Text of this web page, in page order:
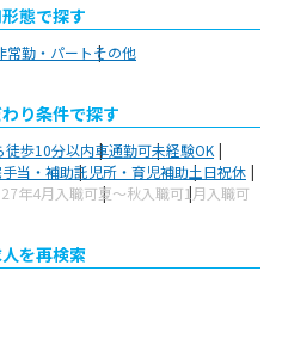
態で探す
常勤・パートその他
り条件で探す
徒歩10分以内車通勤可未経験OK
当・補助託児所・育児補助土日祝休
年4月入職可夏～秋入職可1月入職可
を再検索